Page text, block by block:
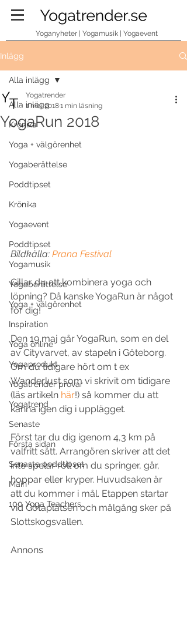
Yoganyheter | Yogamusik | Yogaevent
Inlägg
Alla inlägg
Krönika
Yoga + välgörenhet
Yogaberättelse
Poddtipset
Krönika
Yogaevent
Poddtipset
Yogamusik
Yogaberättelse
Yoga + välgörenhet
Inspiration
Yoga online
Yogaprodukt
Yogatrender provar
Yogatrend
Senaste
Första sidan
Senaste poddtipset
Main
100 Yoga Teachers
Alla inlägg
YogaRun 2018
Yogatrender
1 maj 20181 min läsning
Bildkälla: Prana Festival
Gillar du att kombinera yoga och
löpning? Då kanske YogaRun är något
för dig!
Den 19 maj går YogaRun, som en del
av Cityvarvet, av stapeln i Göteborg.
Om du tidigare hört om t ex
Wanderlust som vi skrivit om tidigare
(läs artikeln här!) så kommer du att
känna igen dig i upplägget.
Först tar du dig igenom 4,3 km på
valfritt sätt. Arrangören skriver att det
inte spelar roll om du springer, går,
hoppar eller kryper. Huvudsaken är
att du kommer i mål. Etappen startar
vid Götaplatsen och målgång sker på
Slottskogsvallen.
Annons